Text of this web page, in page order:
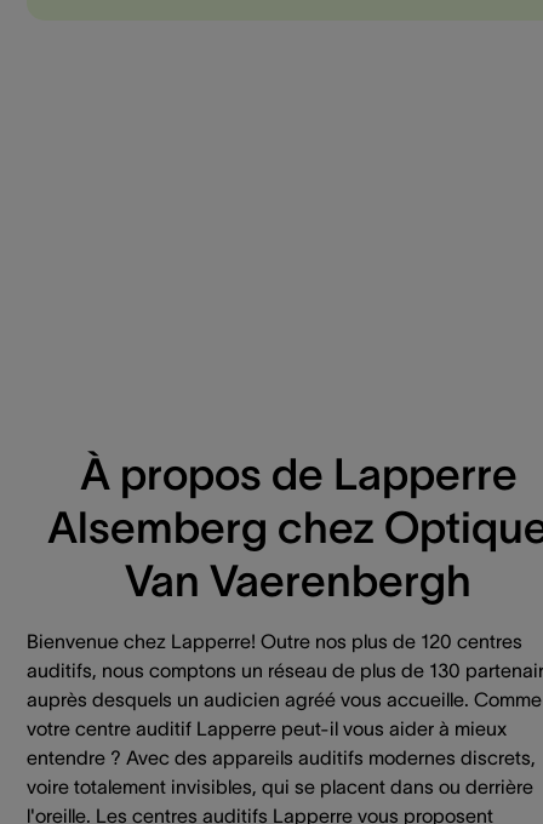
À propos de Lapperre
Alsemberg chez
Van Vaerenbergh
Bienvenue chez Lapperre! Outre nos plus de 120 centres
auditifs, nous comptons un réseau de plus de 130
auprès desquels un audicien agréé vous accueille.
votre centre auditif Lapperre peut-il vous aider à mieux
entendre ? Avec des appareils auditifs modernes discrets,
voire totalement invisibles, qui se placent dans ou derrière
l'oreille. Les centres auditifs Lapperre vous proposent